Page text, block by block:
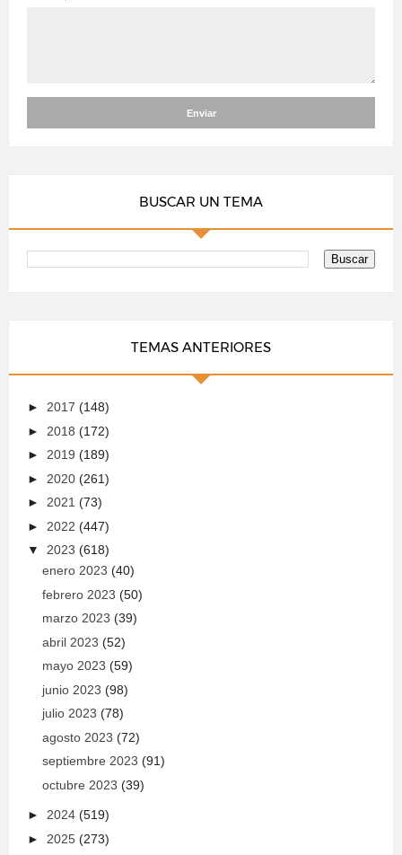
BUSCAR UN TEMA
TEMAS ANTERIORES
► 2017 (148)
► 2018 (172)
► 2019 (189)
► 2020 (261)
► 2021 (73)
► 2022 (447)
▼ 2023 (618)
enero 2023 (40)
febrero 2023 (50)
marzo 2023 (39)
abril 2023 (52)
mayo 2023 (59)
junio 2023 (98)
julio 2023 (78)
agosto 2023 (72)
septiembre 2023 (91)
octubre 2023 (39)
► 2024 (519)
► 2025 (273)